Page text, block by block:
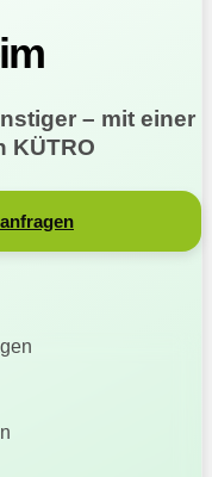
– mit einer
KÜTRO